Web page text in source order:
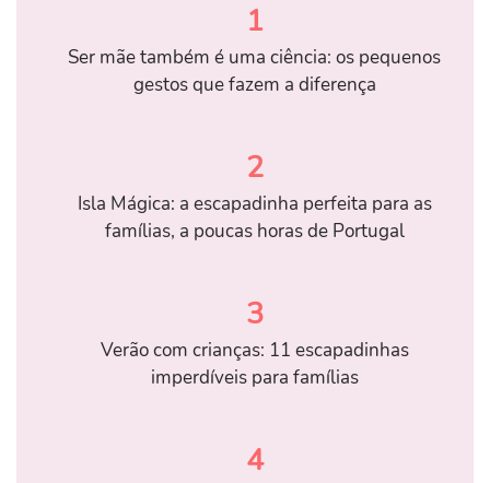
1
Ser mãe também é uma ciência: os pequenos
gestos que fazem a diferença
2
Isla Mágica: a escapadinha perfeita para as
famílias, a poucas horas de Portugal
3
Verão com crianças: 11 escapadinhas
imperdíveis para famílias
4